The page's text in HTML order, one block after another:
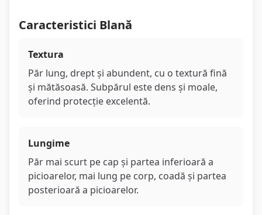
Caracteristici Blană
Textura
Păr lung, drept și abundent, cu o textură fină
și mătăsoasă. Subpărul este dens și moale,
oferind protecție excelentă.
Lungime
Păr mai scurt pe cap și partea inferioară a
picioarelor, mai lung pe corp, coadă și partea
posterioară a picioarelor.